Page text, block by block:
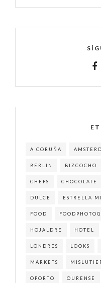
A CORUÑA
BERLIN BIZCOCHO
CHEFS CHOCOLATE
DULCE ESTRELLA
FOOD
HOJALDRE HOTEL
LONDRES LOOKS
MARKETS
OPORTO OURENSE